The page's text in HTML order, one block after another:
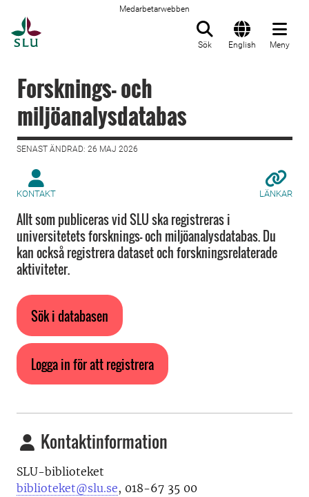
Medarbetarwebben
Sök English Meny
Forsknings- och
miljöanalysdatabas
SENAST ÄNDRAD: 26 MAJ 2026
KONTAKT LÄNKAR
Allt som publiceras vid SLU ska registreras i
universitetets forsknings- och miljöanalysdatabas. Du
kan också registrera dataset och forskningsrelaterade
aktiviteter.
Sök i databasen
Logga in för att registrera
Kontaktinformation
SLU-biblioteket
biblioteket@slu.se, 018-67 35 00